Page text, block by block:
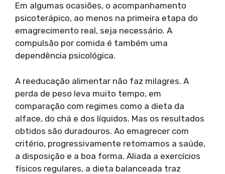
Em algumas ocasiões, o acompanhamento
psicoterápico, ao menos na primeira etapa do
emagrecimento real, seja necessário. A
compulsão por comida é também uma
dependência psicológica.
A reeducação alimentar não faz milagres. A
perda de peso leva muito tempo, em
comparação com regimes como a dieta da
alface, do chá e dos líquidos. Mas os resultados
obtidos são duradouros. Ao emagrecer com
critério, progressivamente retomamos a saúde,
a disposição e a boa forma. Aliada a exercícios
físicos regulares, a dieta balanceada traz